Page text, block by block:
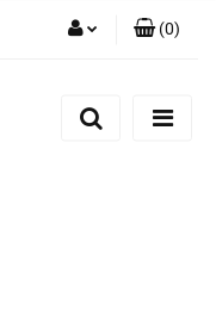
Zarejestruj się
(0)